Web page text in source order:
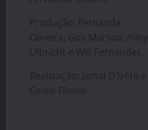
Produção: Fernanda
Oliveira, Gus Marsoa, Aliny
Ulbricht e Will Fernandes.
Realização: Jamal D’Izéte e
Celavi Filmes